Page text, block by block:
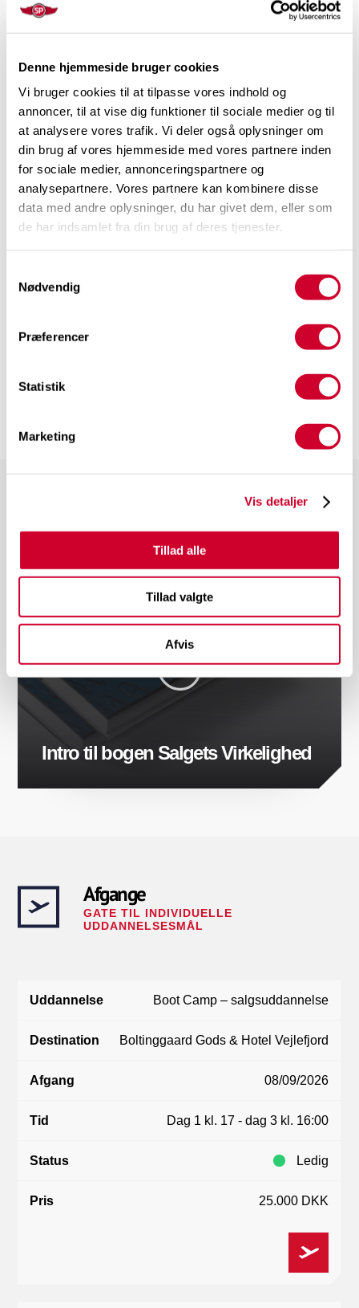
Denne hjemmeside bruger cookies
Vi bruger cookies til at tilpasse vores indhold og
annoncer, til at vise dig funktioner til sociale medier og til
at analysere vores trafik. Vi deler også oplysninger om
din brug af vores hjemmeside med vores partnere inden
for sociale medier, annonceringspartnere og
analysepartnere. Vores partnere kan kombinere disse
data med andre oplysninger, du har givet dem, eller som
de har indsamlet fra din brug af deres tjenester.
Nødvendig
Præferencer
Statistik
Marketing
Vis detaljer
Tillad alle
Tillad valgte
Afvis
og svære tekniske forklaringer. Denne bog er til ligetil,
der arbejder professionelt med salg og salgsledelse."
"Salgets Virkelighed giver fremragende og ikke mindst
konkret input til at optimere sit arbejde med salg af
produkt, ydelse eller tanke. Tanke, da der er redskaber til
fremtoning, hvilket jeg oplever kan bruges i mange andre
sammenhænge end i salgssituationer. Jeg giver på den
baggrund Salgets Virkelighed min bedste anbefaling."
Intro til bogen Salgets Virkelighed
Afgange
GATE TIL INDIVIDUELLE
UDDANNELSESMÅL
Uddannelse Destination Afgang
Status
Boot Camp – salgsuddannelse
Boltinggaard Gods & Hotel Vejlefjord
08/09/2026
Dag 1 kl. 17 - dag 3 kl. 16:00
Ledig
25.000 DKK